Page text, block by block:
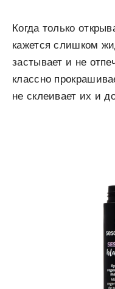
Когда только
кажется слишком
застывает и не
классно
не склеивает их и